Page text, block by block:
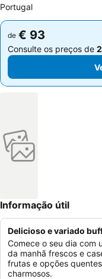
Portugal
de € 93
Consulte os preços de
de € 93
Consulte os preços de
Informação útil
Delicioso e variado
Comece o seu dia com
da manhã frescos e
frutas e opções
charmosos.